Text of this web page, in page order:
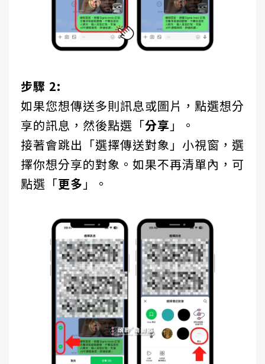
步驟 2:
如果您想傳送多則訊息或圖片，點選想分
享的訊息 ，然後點選「分享 」。
接著會跳出「選擇傳送對象」小視窗，選
擇你想分享的對象。如果不再清單內，可
點選「更多 」。